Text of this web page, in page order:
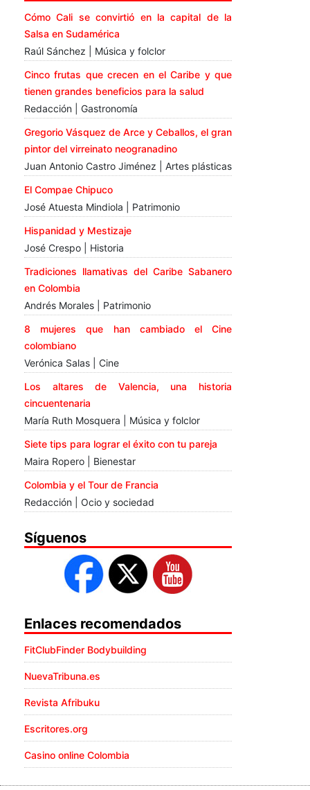
Cómo Cali se convirtió en la capital de la
Salsa en Sudamérica
Raúl Sánchez | Música y folclor
Cinco frutas que crecen en el Caribe y que
tienen grandes beneficios para la salud
Redacción | Gastronomía
Gregorio Vásquez de Arce y Ceballos, el gran
pintor del virreinato neogranadino
Juan Antonio Castro Jiménez | Artes plásticas
El Compae Chipuco
José Atuesta Mindiola | Patrimonio
Hispanidad y Mestizaje
José Crespo | Historia
Tradiciones llamativas del Caribe Sabanero
en Colombia
Andrés Morales | Patrimonio
8 mujeres que han cambiado el Cine
colombiano
Verónica Salas | Cine
Los altares de Valencia, una historia
cincuentenaria
María Ruth Mosquera | Música y folclor
Siete tips para lograr el éxito con tu pareja
Maira Ropero | Bienestar
Colombia y el Tour de Francia
Redacción | Ocio y sociedad
Síguenos
Enlaces recomendados
FitClubFinder Bodybuilding
NuevaTribuna.es
Revista Afribuku
Escritores.org
Casino online Colombia